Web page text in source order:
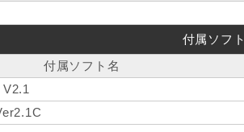
付属ソフト
付属ソフト名